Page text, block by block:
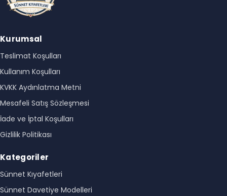
Kurumsal
Teslimat Koşulları
Kullanım Koşulları
KVKK Aydınlatma Metni
Mesafeli Satış Sözleşmesi
İade ve İptal Koşulları
Gizlilik Politikası
Kategoriler
Sünnet Kıyafetleri
Sünnet Davetiye Modelleri